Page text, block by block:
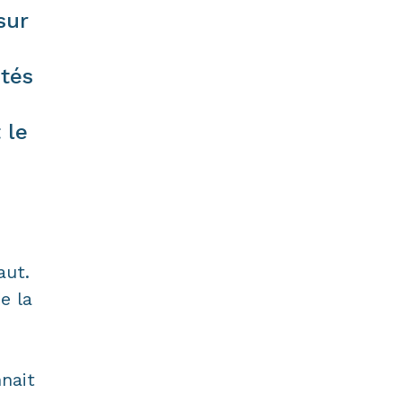
le
la